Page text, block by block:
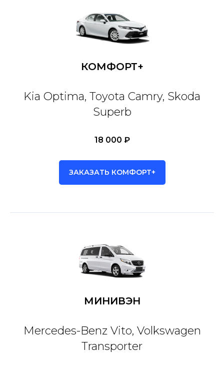
КОМФОРТ+
Kia Optima, Toyota Camry, Skoda
Superb
18 000 ₽
ЗАКАЗАТЬ КОМФОРТ+
МИНИВЭН
Mercedes-Benz Vito, Volkswagen
Transporter